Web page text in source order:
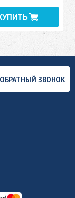
ОБРАТНЫЙ ЗВОНОК